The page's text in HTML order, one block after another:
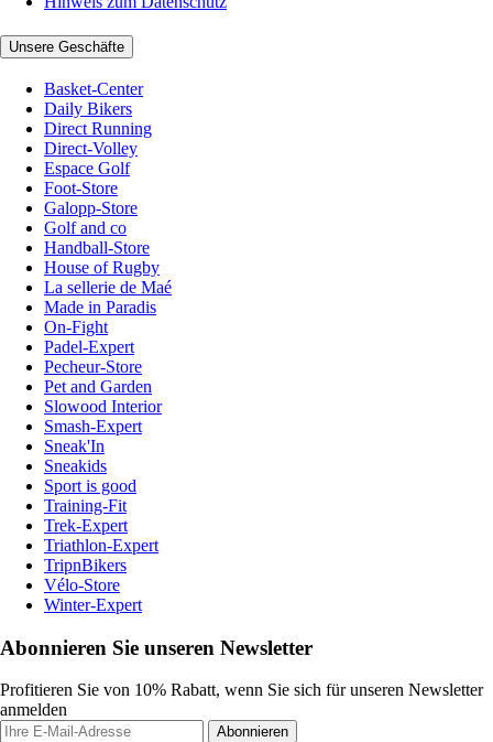
Unsere Geschäfte
Basket-Center
Daily Bikers
Direct Running
Direct-Volley
Espace Golf
Foot-Store
Galopp-Store
Golf and co
Handball-Store
House of Rugby
La sellerie de Maé
Made in Paradis
On-Fight
Padel-Expert
Pecheur-Store
Pet and Garden
Slowood Interior
Smash-Expert
Sneak'In
Sneakids
Sport is good
Training-Fit
Trek-Expert
Triathlon-Expert
TripnBikers
Vélo-Store
Winter-Expert
Abonnieren Sie unseren Newsletter
Profitieren Sie von 10% Rabatt, wenn Sie sich für unseren Newsletter
anmelden
Abonnieren